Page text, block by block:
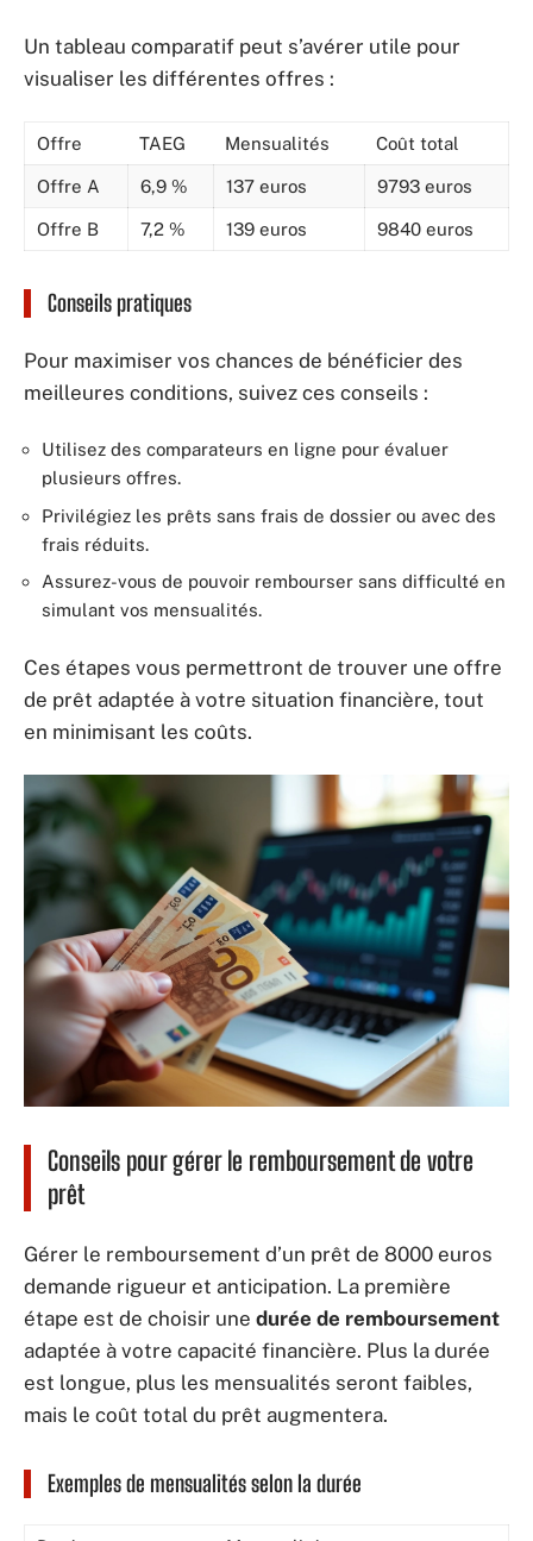
Un tableau comparatif peut s’avérer utile pour
visualiser les différentes offres :
Offre TAEG Mensualités Coût total
Offre A 6,9 % 137 euros 9793 euros
Offre B 7,2 % 139 euros 9840 euros
Conseils pratiques
Pour maximiser vos chances de bénéficier des
meilleures conditions, suivez ces conseils :
Utilisez des comparateurs en ligne pour évaluer
plusieurs offres.
Privilégiez les prêts sans frais de dossier ou avec des
frais réduits.
Assurez-vous de pouvoir rembourser sans difficulté en
simulant vos mensualités.
Ces étapes vous permettront de trouver une offre
de prêt adaptée à votre situation financière, tout
en minimisant les coûts.
Conseils pour gérer le remboursement de votre
prêt
Gérer le remboursement d’un prêt de 8000 euros
demande rigueur et anticipation. La première
étape est de choisir une durée de remboursement
adaptée à votre capacité financière. Plus la durée
est longue, plus les mensualités seront faibles,
mais le coût total du prêt augmentera.
Exemples de mensualités selon la durée